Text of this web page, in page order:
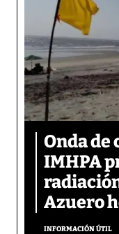
Onda de
IMHPA
Azuero
INFORMACIÓN ÚTIL